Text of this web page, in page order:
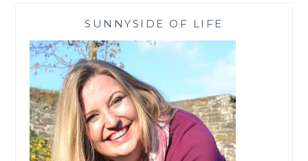
SUNNYSIDE OF LIFE